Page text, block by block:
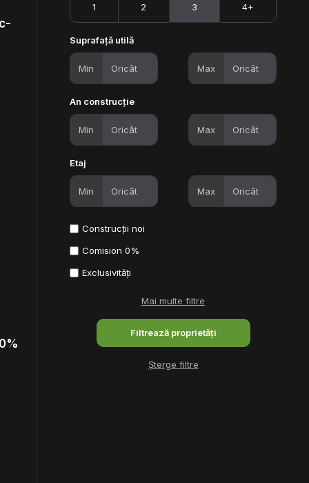
1 2 3 4+
Suprafață utilă
Min Max
An construcție
Min Max
Etaj
Min Max
Construcții noi
Comision 0%
Exclusivități
Mai multe filtre
Șterge filtre